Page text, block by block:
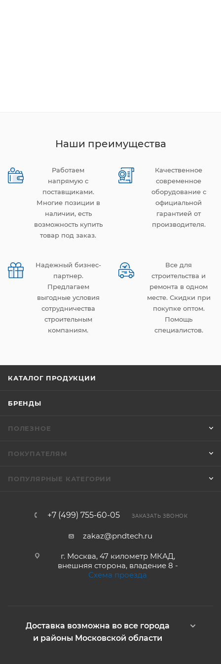
Наши преимущества
Работаем
напрямую с
поставщиками.
Многие позиции в
наличии, есть
возможность купить
товар под заказ.
Качественное
современное
оборудование с
официальной
гарантией от
производителя.
Надежный бизнес-
партнер.
Предлагаем
выгодные условия
сотрудничества
строительным
компаниям.
Все для
строительства и
ремонта в одном
месте. Скидки при
покупке оптом.
Помощь
специалистов.
КАТАЛОГ ПРОДУКЦИИ
БРЕНДЫ
ПОЛЕЗНОЕ
ПОКУПАТЕЛЯМ
ПОПУЛЯРНЫЕ КАТЕГОРИИ
+7 (499) 755-60-05 ЗАКАЗАТЬ ЗВОНОК
zakaz@pndtech.ru
г. Москва, 47 километр МКАД,
внешняя сторона, владение 8 -
Схема проезда
Доставка возможна во все города
и районы Московской области